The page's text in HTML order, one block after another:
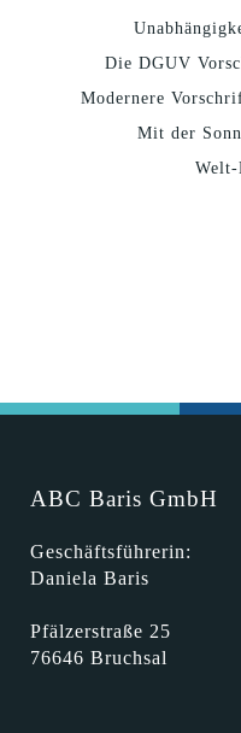
Die DGUV
Modernere
Mit der
Welt-
ABC Baris GmbH
Geschäftsführerin:
Daniela Baris
Pfälzerstraße 25
76646 Bruchsal